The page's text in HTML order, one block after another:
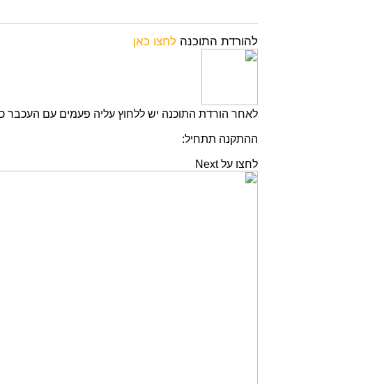
להורדת התוכנה לחצו כאן
לאחר הורדת התוכנה יש ללחוץ עליה פעמים עם העכבר
ההתקנה תתחיל:
לחצו על Next